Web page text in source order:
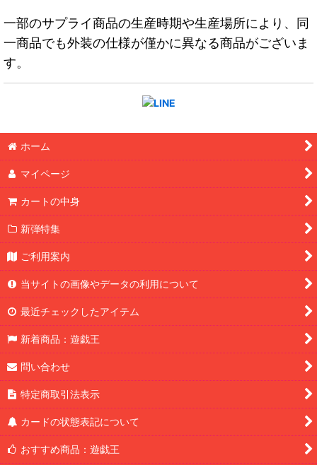
一部のサプライ商品の生産時期や生産場所により、同
一商品でも外装の仕様が僅かに異なる商品がございま
す。
ホーム
マイページ
カートの中身
新弾特集
ご利用案内
当サイトの画像やデータの利用について
最近チェックしたアイテム
新着商品：遊戯王
問い合わせ
特定商取引法表示
カードの状態表記について
おすすめ商品：遊戯王